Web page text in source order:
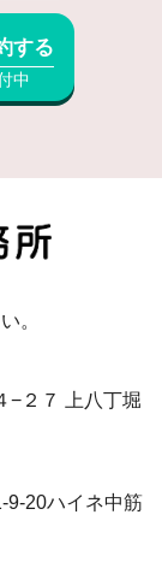
する
中
。
−２７ 上八丁堀
20ハイネ中筋